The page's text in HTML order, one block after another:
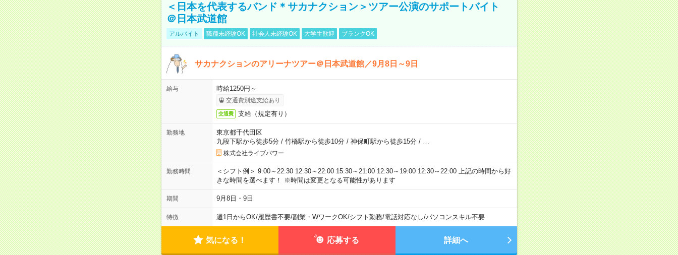
＜日本を代表するバンド＊サカナクション＞ツアー公演のサポートバイト
＠日本武道館
アルバイト 職種未経験OK 社会人未経験OK 大学生歓迎 ブランクOK
サカナクションのアリーナツアー＠日本武道館／9月8日～9日
給与 時給1250円～
交通費別途支給あり
交通費 支給（規定有り）
勤務地
東京都千代田区
九段下駅から徒歩5分/ 竹橋駅から徒歩10分/ 神保町駅から徒歩15分/
株式会社ライブパワー
勤務時間
＜シフト例＞ 9:00～22:30 12:30～22:00 15:30～21:00 12:30～19:00 12:30～22:00 上記の時間から好
きな時間を選べます！ ※時間は変更となる可能性があります
期間 9月8日・9日
特徴 週1日からOK/履歴書不要/副業・WワークOK/シフト勤務/電話対応なし/パソコンスキル不要
気になる！ 応募する 詳細へ